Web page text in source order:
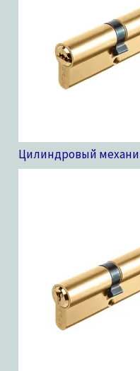
Цилиндровый